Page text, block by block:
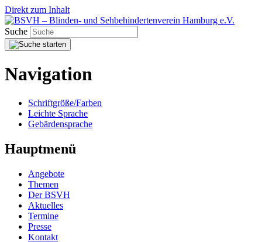
Direkt zum Inhalt
Suche
Navigation
Schriftgröße/Farben
Leichte Sprache
Gebärdensprache
Hauptmenü
Angebote
Themen
Der BSVH
Aktuelles
Termine
Presse
Kontakt